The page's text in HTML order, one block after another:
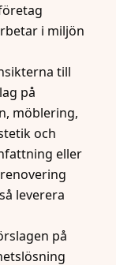
i miljön
till
på
möblering,
och
eller
leverera
på